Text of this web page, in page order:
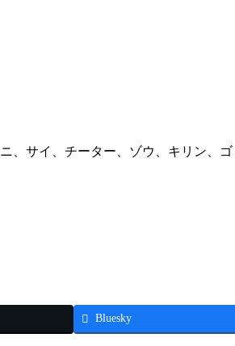
、サイ、チーター、ゾウ、キリン、
Bluesky